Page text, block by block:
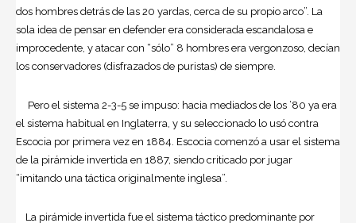
dos hombres detrás de las 20 yardas, cerca de su propio arco”. La
sola idea de pensar en defender era considerada escandalosa e
improcedente, y atacar con “sólo” 8 hombres era vergonzoso, decían
los conservadores (disfrazados de puristas) de siempre.
Pero el sistema 2-3-5 se impuso: hacia mediados de los ’80 ya era
el sistema habitual en Inglaterra, y su seleccionado lo usó contra
Escocia por primera vez en 1884. Escocia comenzó a usar el sistema
de la pirámide invertida en 1887, siendo criticado por jugar
“imitando una táctica originalmente inglesa”.
La pirámide invertida fue el sistema táctico predominante por